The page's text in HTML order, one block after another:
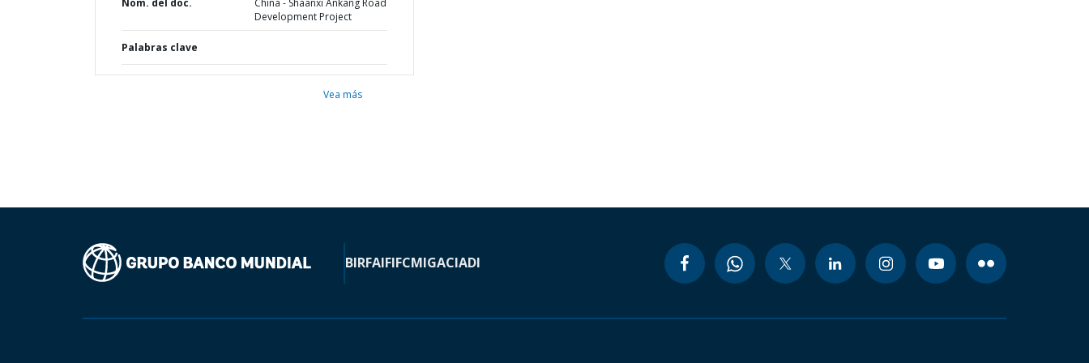
Nom. del doc.
China - Shaanxi Ankang Road
Development Project
Palabras clave
Vea más
BIRFAIFIFCMIGACIADI